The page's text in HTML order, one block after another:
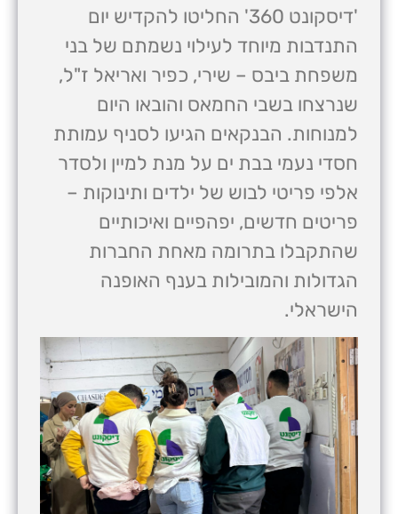
'דיסקונט 360' החליטו להקדיש יום
התנדבות מיוחד לעילוי נשמתם של בני
משפחת ביבס – שירי, כפיר ואריאל ז"ל,
שנרצחו בשבי החמאס והובאו היום
למנוחות. הבנקאים הגיעו לסניף עמותת
חסדי נעמי בבת ים על מנת למיין ולסדר
אלפי פריטי לבוש של ילדים ותינוקות –
פריטים חדשים, יפהפיים ואיכותיים
שהתקבלו בתרומה מאחת החברות
הגדולות והמובילות בענף האופנה
הישראלי.